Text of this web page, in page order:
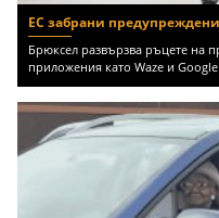
ЕС забрани
Брюксел развързва ръцете на
приложения като Waze и